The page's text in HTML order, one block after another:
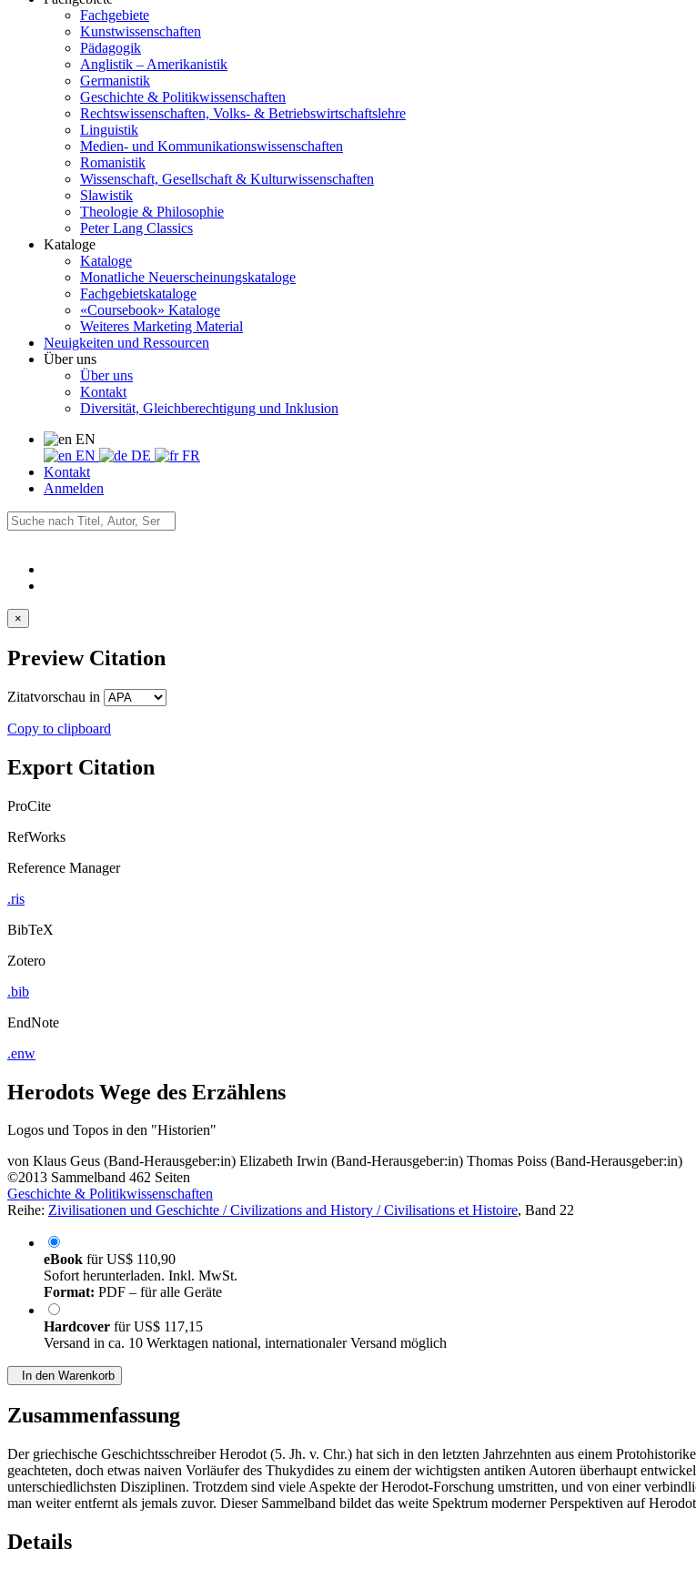
Fachgebiete
Kunstwissenschaften
Pädagogik
Anglistik – Amerikanistik
Germanistik
Geschichte & Politikwissenschaften
Rechtswissenschaften, Volks- & Betriebswirtschaftslehre
Linguistik
Medien- und Kommunikationswissenschaften
Romanistik
Wissenschaft, Gesellschaft & Kulturwissenschaften
Slawistik
Theologie & Philosophie
Peter Lang Classics
Kataloge
Kataloge
Monatliche Neuerscheinungskataloge
Fachgebietskataloge
«Coursebook» Kataloge
Weiteres Marketing Material
Neuigkeiten und Ressourcen
Über uns
Über uns
Kontakt
Diversität, Gleichberechtigung und Inklusion
EN
EN
DE
FR
Kontakt
Anmelden
×
Preview Citation
Zitatvorschau in
Copy to clipboard
Export Citation
ProCite
RefWorks
Reference Manager
.ris
BibTeX
Zotero
.bib
EndNote
.enw
Herodots Wege des Erzählens
Logos und Topos in den "Historien"
von Klaus Geus (Band-Herausgeber:in) Elizabeth Irwin (Band-Herausgeber:in) Thomas Poiss (Band-Herausgeber:in)
©2013 Sammelband 462 Seiten
Geschichte & Politikwissenschaften
Reihe: Zivilisationen und Geschichte / Civilizations and History / Civilisations et Histoire, Band 22
eBook fürUS$ 110,90
Sofort herunterladen. Inkl. MwSt.
Format: PDF – für alle Geräte
Hardcover fürUS$ 117,15
Versand in ca. 10 Werktagen national, internationaler Versand möglich
In den Warenkorb
Zusammenfassung
Der griechische Geschichtsschreiber Herodot (5. Jh. v. Chr.) hat sich in den letzten Jahrzehnten aus einem
geachteten, doch etwas naiven Vorläufer des Thukydides zu einem der wichtigsten antiken Autoren überhaupt
unterschiedlichsten Disziplinen. Trotzdem sind viele Aspekte der Herodot-Forschung umstritten, und von einer
man weiter entfernt als jemals zuvor. Dieser Sammelband bildet das weite Spektrum moderner Perspektiven auf
Details